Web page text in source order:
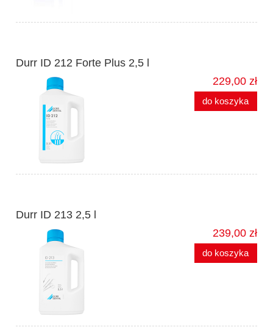
Durr ID 212 Forte Plus 2,5 l
229,00 zł
do koszyka
Durr ID 213 2,5 l
239,00 zł
do koszyka